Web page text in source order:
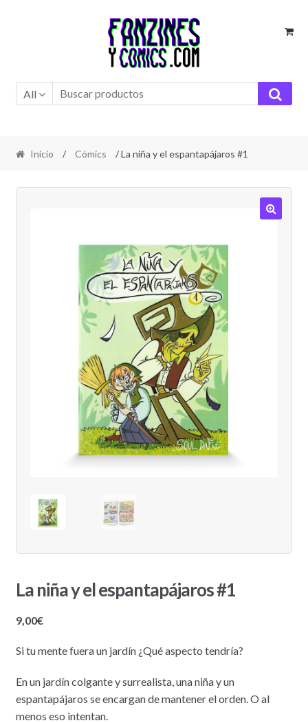
All
Inicio / Cómics / La niña y el espantapájaros #1
La niña y el espantapájaros #1
9,00€
Si tu mente fuera un jardín ¿Qué aspecto tendría?
En un jardín colgante y surrealista, una niña y un
espantapájaros se encargan de mantener el orden. O al
menos eso intentan.